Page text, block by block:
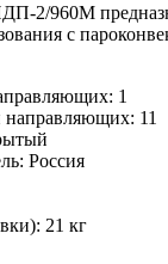
2/960М
с
1
направляющих: 11
Россия
21 кг